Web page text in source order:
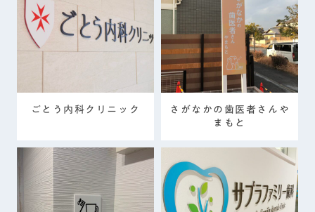
ごとう内科クリニック
さがなかの歯医者さんや
まもと